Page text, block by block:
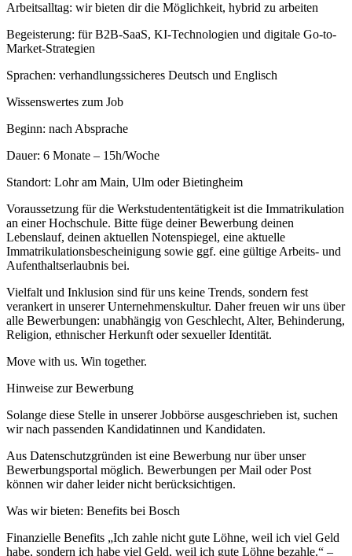
Arbeitsalltag: wir bieten dir die Möglichkeit, hybrid zu arbeiten
Begeisterung: für B2B-SaaS, KI-Technologien und digitale Go-to-
Market-Strategien
Sprachen: verhandlungssicheres Deutsch und Englisch
Wissenswertes zum Job
Beginn: nach Absprache
Dauer: 6 Monate – 15h/Woche
Standort: Lohr am Main, Ulm oder Bietingheim
Voraussetzung für die Werkstudententätigkeit ist die Immatrikulation
an einer Hochschule. Bitte füge deiner Bewerbung deinen
Lebenslauf, deinen aktuellen Notenspiegel, eine aktuelle
Immatrikulationsbescheinigung sowie ggf. eine gültige Arbeits- und
Aufenthaltserlaubnis bei.
Vielfalt und Inklusion sind für uns keine Trends, sondern fest
verankert in unserer Unternehmenskultur. Daher freuen wir uns über
alle Bewerbungen: unabhängig von Geschlecht, Alter, Behinderung,
Religion, ethnischer Herkunft oder sexueller Identität.
Move with us. Win together.
Hinweise zur Bewerbung
Solange diese Stelle in unserer Jobbörse ausgeschrieben ist, suchen
wir nach passenden Kandidatinnen und Kandidaten.
Aus Datenschutzgründen ist eine Bewerbung nur über unser
Bewerbungsportal möglich. Bewerbungen per Mail oder Post
können wir daher leider nicht berücksichtigen.
Was wir bieten: Benefits bei Bosch
Finanzielle Benefits „Ich zahle nicht gute Löhne, weil ich viel Geld
habe, sondern ich habe viel Geld, weil ich gute Löhne bezahle.“ –